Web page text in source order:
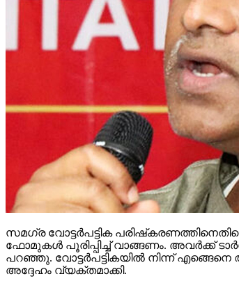
സമഗ്ര വോട്ടര്‍പട്ടിക
ഫോമുകള്‍ പൂരിപ്പിച്ച് വാങ്ങണം. അവര്‍ക്ക്
പറഞ്ഞു. വോട്ടര്‍പട്ടികയില്‍ നിന്ന്
അദ്ദേഹം വ്യക്തമാക്കി.